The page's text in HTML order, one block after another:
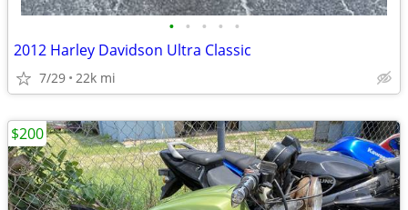
• • • • •
2012 Harley Davidson Ultra Classic
7/29 22k mi
$200